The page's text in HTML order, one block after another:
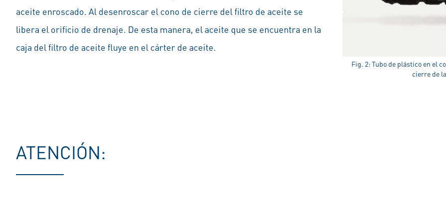
aceite enroscado. Al desenroscar el cono de cierre del filtro de aceite se
libera el orificio de drenaje. De esta manera, el aceite que se encuentra en la
caja del filtro de aceite fluye en el cárter de aceite.
Fig. 2: Tubo de plástico en el
cierre de
ATENCIÓN: